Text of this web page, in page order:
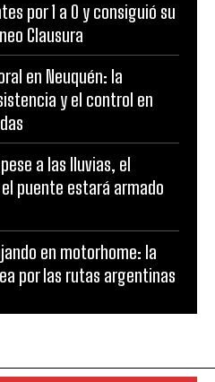
por 1 a 0 y consiguió su
Clausura
en Neuquén: la
y el control en
a las lluvias, el
puente estará armado
en motorhome: la
por las rutas argentinas